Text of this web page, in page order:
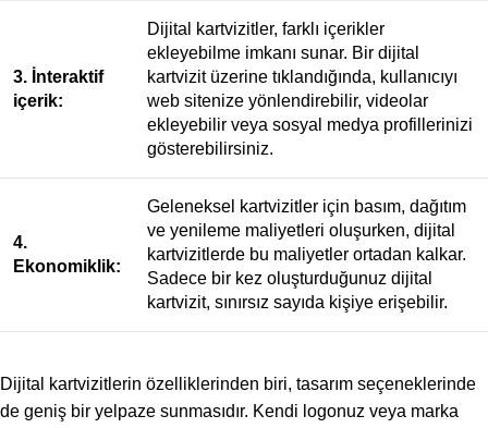
3. İnteraktif
içerik:
Dijital kartvizitler, farklı içerikler
ekleyebilme imkanı sunar. Bir dijital
kartvizit üzerine tıklandığında, kullanıcıyı
web sitenize yönlendirebilir, videolar
ekleyebilir veya sosyal medya profillerinizi
gösterebilirsiniz.
4.
Ekonomiklik:
Geleneksel kartvizitler için basım, dağıtım
ve yenileme maliyetleri oluşurken, dijital
kartvizitlerde bu maliyetler ortadan kalkar.
Sadece bir kez oluşturduğunuz dijital
kartvizit, sınırsız sayıda kişiye erişebilir.
Dijital kartvizitlerin özelliklerinden biri, tasarım seçeneklerinde
de geniş bir yelpaze sunmasıdır. Kendi logonuz veya marka